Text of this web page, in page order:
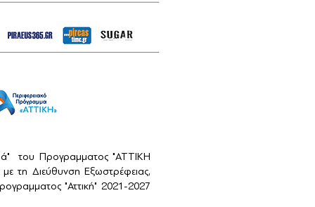
του Προγραμματος "ΑΤΤΙΚΗ
τη Διεύθυνση Εξωστρέφειας,
"Αττική" 2021-2027